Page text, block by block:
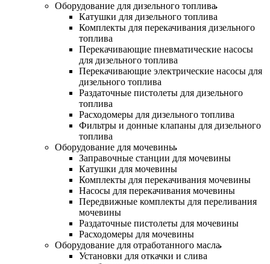
Оборудование для дизельного топлива
Катушки для дизельного топлива
Комплекты для перекачивания дизельного
топлива
Перекачивающие пневматические насосы
для дизельного топлива
Перекачивающие электрические насосы для
дизельного топлива
Раздаточные пистолеты для дизельного
топлива
Расходомеры для дизельного топлива
Фильтры и донные клапаны для дизельного
топлива
Оборудование для мочевины
Заправочные станции для мочевины
Катушки для мочевины
Комплекты для перекачивания мочевины
Насосы для перекачивания мочевины
Передвижные комплекты для переливания
мочевины
Раздаточные пистолеты для мочевины
Расходомеры для мочевины
Оборудование для отработанного масла
Установки для откачки и слива